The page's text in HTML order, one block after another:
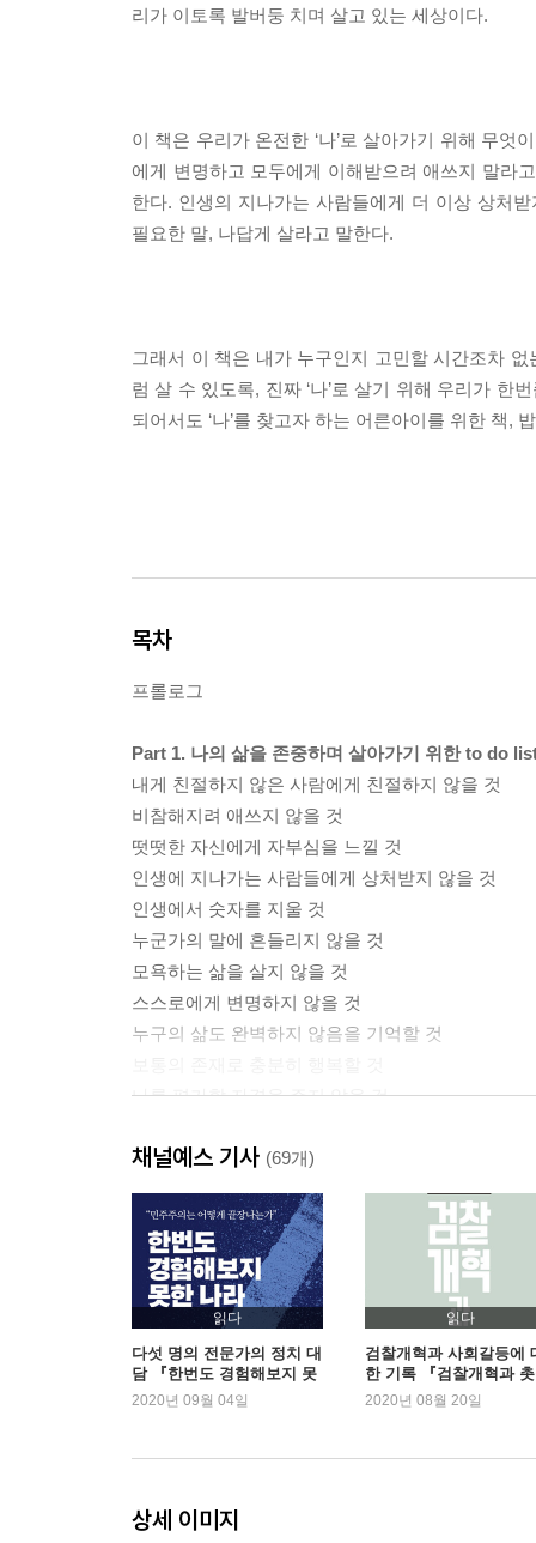
리가 이토록 발버둥 치며 살고 있는 세상이다.
이 책은 우리가 온전한 ‘나’로 살아가기 위해 무
에게 변명하고 모두에게 이해받으려 애쓰지 말라
한다. 인생의 지나가는 사람들에게 더 이상 상처
필요한 말, 나답게 살라고 말한다.
그래서 이 책은 내가 누구인지 고민할 시간조차
럼 살 수 있도록, 진짜 ‘나’로 살기 위해 우리가 한
되어서도 ‘나’를 찾고자 하는 어른아이를 위한 책,
목차
프롤로그
Part 1. 나의 삶을 존중하며 살아가기 위한 to do
내게 친절하지 않은 사람에게 친절하지 않을 것
비참해지려 애쓰지 않을 것
떳떳한 자신에게 자부심을 느낄 것
인생에 지나가는 사람들에게 상처받지 않을 것
인생에서 숫자를 지울 것
누군가의 말에 흔들리지 않을 것
모욕하는 삶을 살지 않을 것
스스로에게 변명하지 않을 것
누구의 삶도 완벽하지 않음을 기억할 것
나를 평가할 자격을 주지 않을 것
나의 삶을 존중할 권리를 말할 것
Part 2. 나답게 살아가기 위한 to do llist
단단한 자존감을 다질 것
나다운 삶을 찾을 것
더 이상 삶의 질문을 유예하지 않을 것
당연했던 것에 질문할 것
누구의 기대를 위해서도 살지 않을 것
나 외엔 무엇도 되지 않을 것
개인의 취향을 갖출 것
채널예스 기사 (69개)
읽다
다섯 명의 전문가의 정치 대
담 『한번도 경험해보지 못
한 나라』 2주 연속 1위
2020년 09월 04일
읽다
검찰개혁과 사회갈등에
한 기록 『검찰개혁과
시민』 1위
2020년 08월 20일
상세 이미지